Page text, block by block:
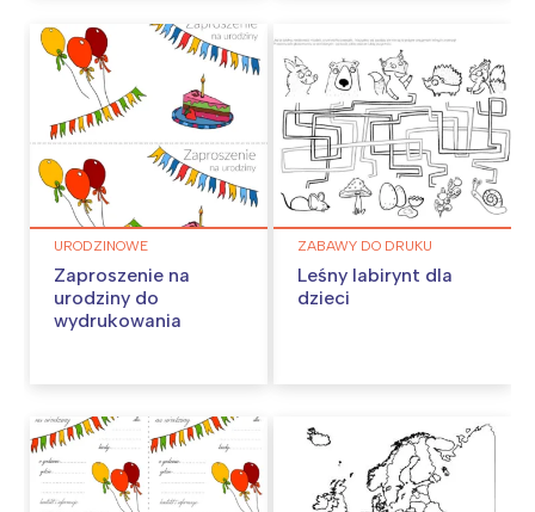
URODZINOWE
Zaproszenie na
urodziny do
wydrukowania
ZABAWY DO DRUKU
Leśny labirynt dla
dzieci